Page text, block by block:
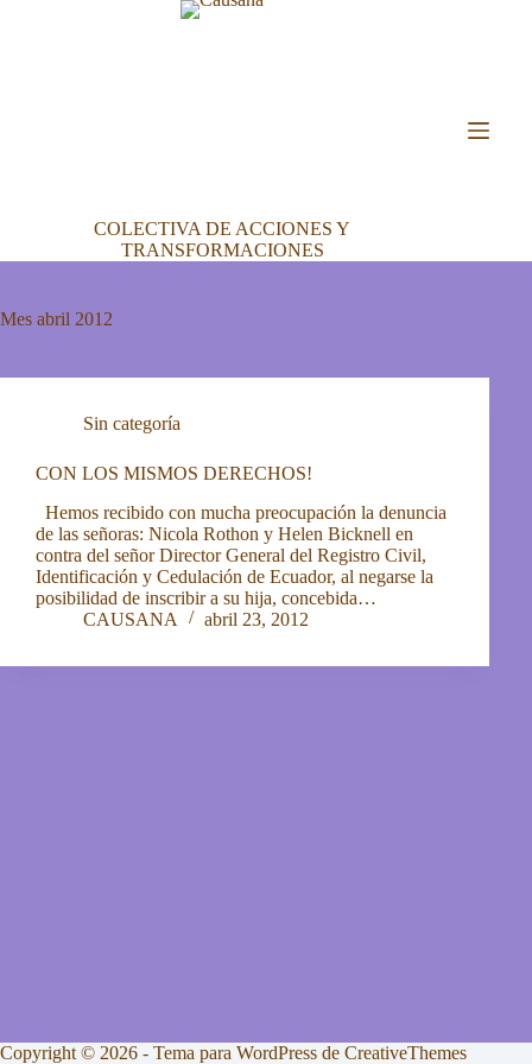
COLECTIVA DE ACCIONES Y
TRANSFORMACIONES
Mes abril 2012
Sin categoría
CON LOS MISMOS DERECHOS!
Hemos recibido con mucha preocupación la denuncia
de las señoras: Nicola Rothon y Helen Bicknell en
contra del señor Director General del Registro Civil,
Identificación y Cedulación de Ecuador, al negarse la
posibilidad de inscribir a su hija, concebida…
CAUSANA
abril 23, 2012
Copyright © 2026 - Tema para WordPress de CreativeThemes